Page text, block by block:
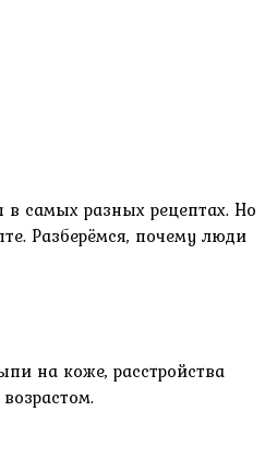
в самых разных рецептах. Но
Разберёмся, почему люди
на коже, расстройства